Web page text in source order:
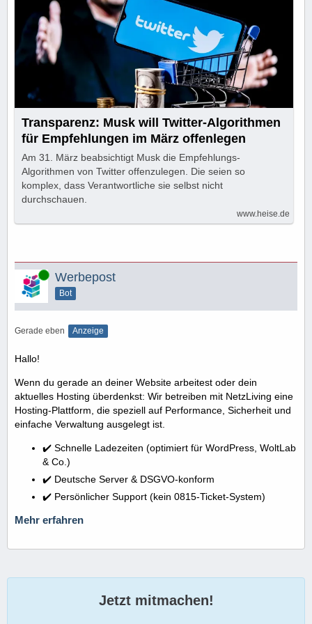
Transparenz: Musk will Twitter-Algorithmen
für Empfehlungen im März offenlegen
Am 31. März beabsichtigt Musk die Empfehlungs-
Algorithmen von Twitter offenzulegen. Die seien so
komplex, dass Verantwortliche sie selbst nicht
durchschauen.
www.heise.de
Online Werbepost
Bot
Gerade eben Anzeige
Hallo!
Wenn du gerade an deiner Website arbeitest oder dein
aktuelles Hosting überdenkst: Wir betreiben mit NetzLiving eine
Hosting-Plattform, die speziell auf Performance, Sicherheit und
einfache Verwaltung ausgelegt ist.
✔️ Schnelle Ladezeiten (optimiert für WordPress, WoltLab
& Co.)
✔️ Deutsche Server & DSGVO-konform
✔️ Persönlicher Support (kein 0815-Ticket-System)
Mehr erfahren
Jetzt mitmachen!